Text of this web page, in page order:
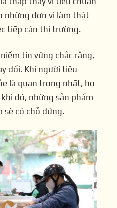
những đơn vị làm thật
tiếp cận thị trường.
tin vững chắc rằng,
đổi. Khi người tiêu
là quan trọng nhất, họ
đó, những sản phẩm
sẽ có chỗ đứng.